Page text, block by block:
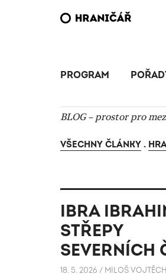
PROGRAM
BLOG – prostor pro
VŠECHNY ČLÁNKY .
IBRA
STŘEPY
SEVERNÍCH
18. 5. 2026 / MILOŠ